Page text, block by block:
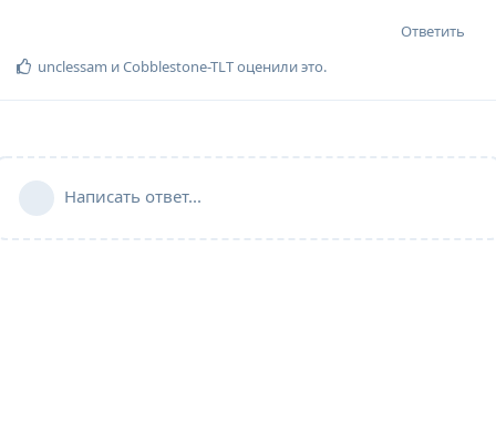
Ответить
unclessam иCobblestone-TLTоценили это.
Написать ответ...